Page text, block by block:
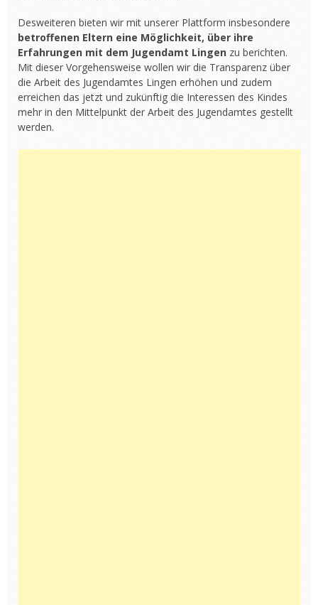
Desweiteren bieten wir mit unserer Plattform insbesondere
betroffenen Eltern eine Möglichkeit, über ihre
Erfahrungen mit dem Jugendamt Lingen zu berichten.
Mit dieser Vorgehensweise wollen wir die Transparenz über
die Arbeit des Jugendamtes Lingen erhöhen und zudem
erreichen das jetzt und zukünftig die Interessen des Kindes
mehr in den Mittelpunkt der Arbeit des Jugendamtes gestellt
werden.